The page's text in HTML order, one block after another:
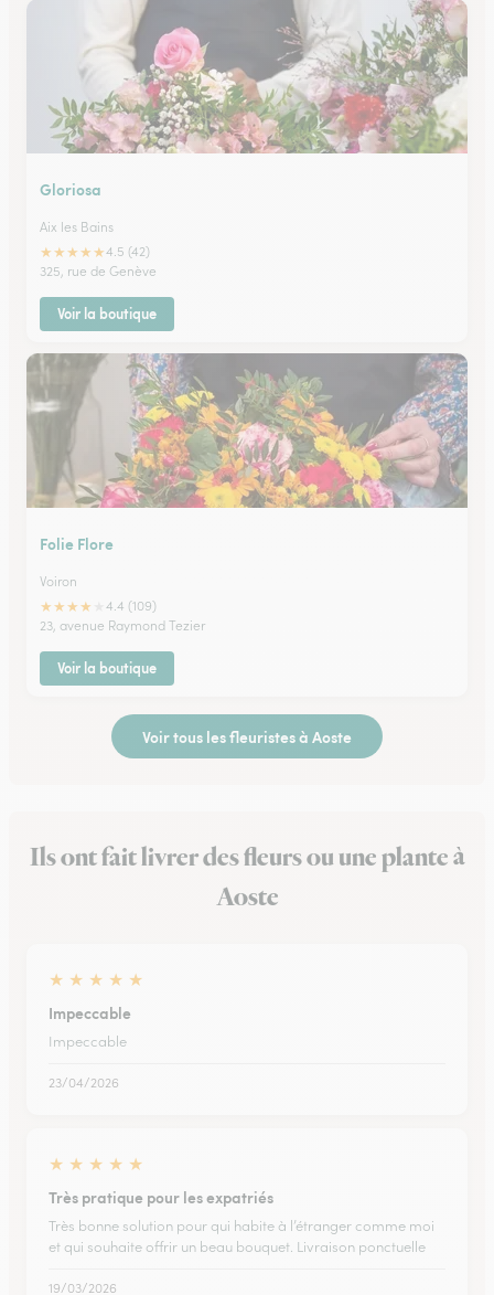
Gloriosa
Aix les Bains
★★★★★4.5 (42)
325, rue de Genève
Voir la boutique
Folie Flore
Voiron
★★★★
4.4 (109)
23, avenue Raymond Tezier
Voir la boutique
Voir tous les fleuristes à Aoste
Ils ont fait livrer des fleurs ou une plante à
Aoste
★ ★ ★ ★ ★
Impeccable
Impeccable
23/04/2026
★ ★ ★ ★ ★
Très pratique pour les expatriés
Très bonne solution pour qui habite à l’étranger comme moi
et qui souhaite offrir un beau bouquet. Livraison ponctuelle
19/03/2026